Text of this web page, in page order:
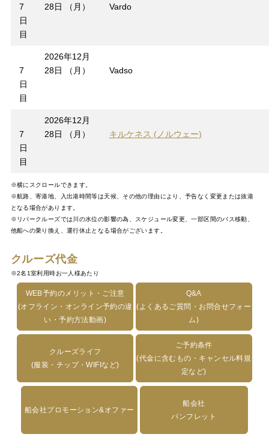
7
日
目
28日 （月）
Vardo
7
日
目
2026年12月
28日 （月）
Vadso
7
日
目
2026年12月
28日 （月）
キルケネス (ノルウェー)
※横にスクロールできます。
※航路、寄港地、入出港時間等は天候、その他の理由により、予告なく変更または抜港
となる場合があります。
※リバークルーズでは川の水位の影響の為、スケジュール変更、一部区間のバス移動、
他船への乗り換え、運行休止となる場合がございます。
クルーズ代金
※2名1室利用時お一人様あたり
WEB予約のメリット・ご注意
(オフライン・オンライン予約の違
い・予約方法動画)
Q&A
(よくあるご質問・お問合せフォー
ム)
クルーズライフ
(服装・チップ・WIFIなど)
ご予約条件
(代金に含むもの・キャンセル料規
定など)
船会社プロモーション&オファー
船会社
パンフレット